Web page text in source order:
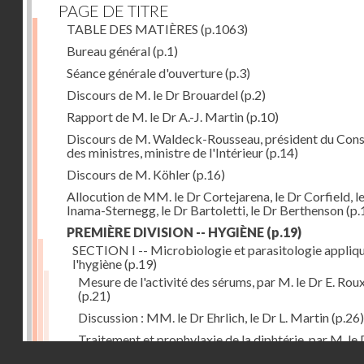
PAGE DE TITRE
TABLE DES MATIÈRES (p.1063)
Bureau général(p.1)
Séance générale d'ouverture(p.3)
Discours de M. le Dr Brouardel(p.2)
Rapport de M. le Dr A.-J. Martin(p.10)
Discours de M. Waldeck-Rousseau, président du
des ministres, ministre de l'Intérieur(p.14)
Discours de M. Köhler(p.16)
Allocution de MM. le Dr Cortejarena, le Dr Corfield,
Inama-Sternegg, le Dr Bartoletti, le Dr Berthenson
PREMIÈRE DIVISION -- HYGIÈNE (p.19)
SECTION I -- Microbiologie et parasitologie
l'hygiène(p.19)
Mesure de l'activité des sérums, par M. le Dr E.
(p.21)
Discussion : MM. le Dr Ehrlich, le Dr L. Martin(p.26)
Traitement et prophylaxie de la diphtérie, par M. le